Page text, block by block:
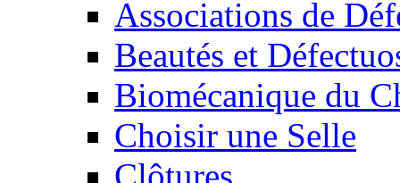
Associations de
Beautés et
Biomécanique du
Choisir une Selle
Clôtures